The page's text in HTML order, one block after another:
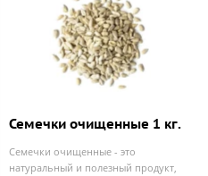
Семечки очищенные 1 кг.
Семечки очищенные - это
натуральный и полезный продукт,